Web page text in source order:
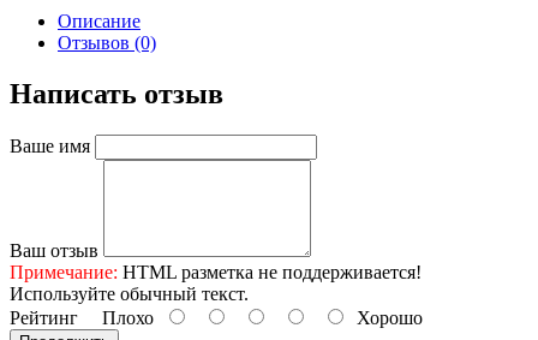
Описание
Отзывов (0)
Написать отзыв
Ваше имя
Ваш отзыв
Примечание: HTML разметка не поддерживается!
Используйте обычный текст.
Рейтинг Плохо Хорошо